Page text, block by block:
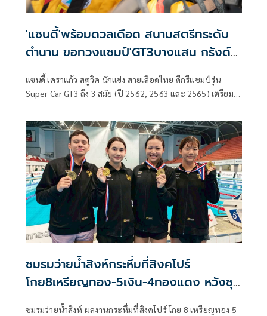
'แซนดี้'พร้อมดวลเดือด สนามสตรีทระดับ
ตำนาน ขอทวงแชมป์'GT3บางแสน กรังด์
ปรีซ์'
แซนดี้ เคราแก้ว สตูวิค นักแข่ง สายเลือดไทย ดีกรีแชมป์รุ่น
Super Car GT3 ถึง 3 สมัย (ปี 2562, 2563 และ 2565) เตรียม
คอยมากที่สุดแห่งปี กับศึกบางแสน กรังด์ปรีซ์ 2569 ระหว่างวัน
ที่ 3–5 กรกฎาคม 2569 ในรุ่นใหญ่สุดของรายการ รุ่น Super Car
GT3 ประกบคู่กับทีมเมทชาวมาดากัสการ์ เอียโร่ ราซานาโกโต้
(Iaro Razanokoto) ดีกรีแชมป์รุ่น Super Car GT4 ปี 2566 ใน
รถรถหมายเลข 888 Audi R8 LMS Evo II สังกัดทีม บี-ควิก แอบ
โซลูต เรซซิ่ง (B-Quik Absolute Racing)
ชมรมว่ายน้ำสิงห์กระหึ่มที่สิงคโปร์
โกย8เหรียญทอง-5เงิน-4ทองแดง หวังชุด
ใหญ่ได้ลุ้นศึกอชก.
ชมรมว่ายน้ำสิงห์ ผลงานกระหึ่มที่สิงคโปร์ โกย 8 เหรียญทอง 5